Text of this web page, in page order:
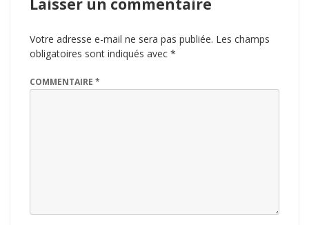
Laisser un commentaire
Votre adresse e-mail ne sera pas publiée. Les champs
obligatoires sont indiqués avec *
COMMENTAIRE *